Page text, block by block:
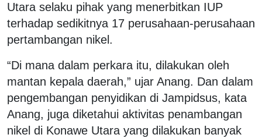
Utara selaku pihak yang menerbitkan IUP
terhadap sedikitnya 17 perusahaan-perusahaan
pertambangan nikel.
“Di mana dalam perkara itu, dilakukan oleh
mantan kepala daerah,” ujar Anang. Dan dalam
pengembangan penyidikan di Jampidsus, kata
Anang, juga diketahui aktivitas penambangan
nikel di Konawe Utara yang dilakukan banyak